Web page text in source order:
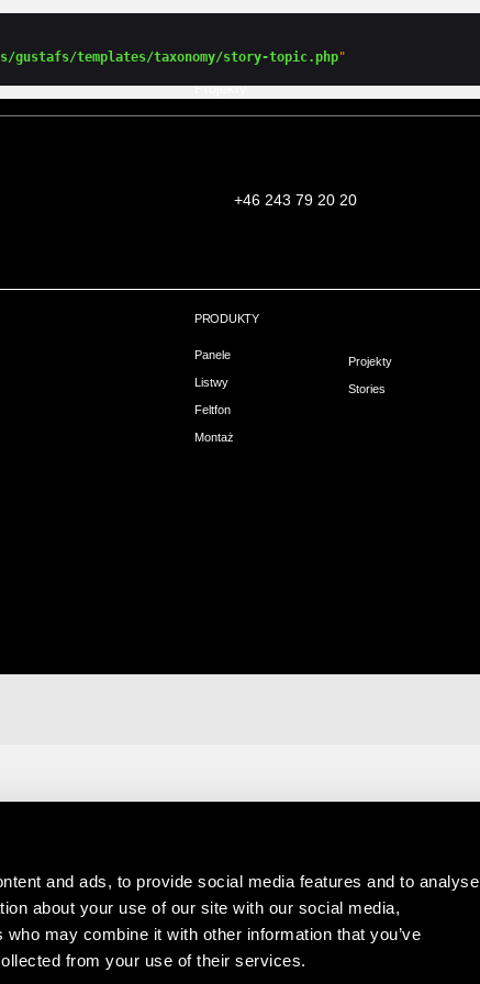
and ads, to provide social media features and to analyse
about your use of our site with our social media,
may combine it with other information that you’ve
from your use of their services.
Panele drewniane
Projekty
gustafs/templates/taxonomy/story-topic.php
+46 243 79 20 20
PRODUKTY
Panele
Listwy
Feltfon
Montaż
Projekty
Stories